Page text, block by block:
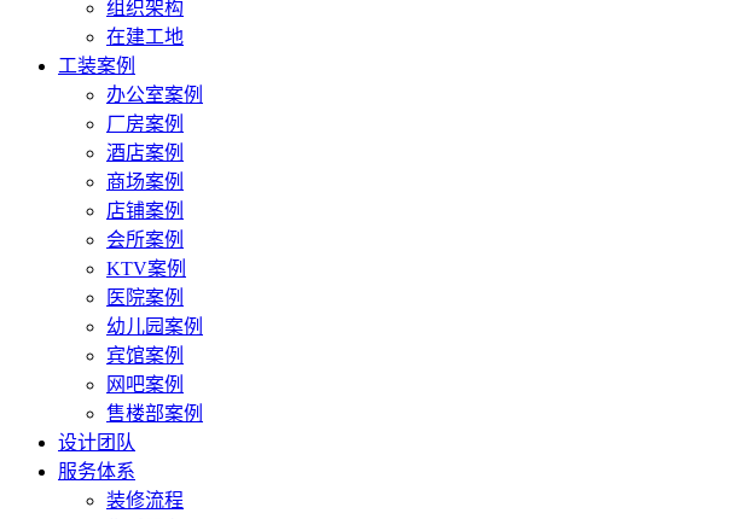
组织架构
在建工地
工装案例
办公室案例
厂房案例
酒店案例
商场案例
店铺案例
会所案例
KTV案例
医院案例
幼儿园案例
宾馆案例
网吧案例
售楼部案例
设计团队
服务体系
装修流程